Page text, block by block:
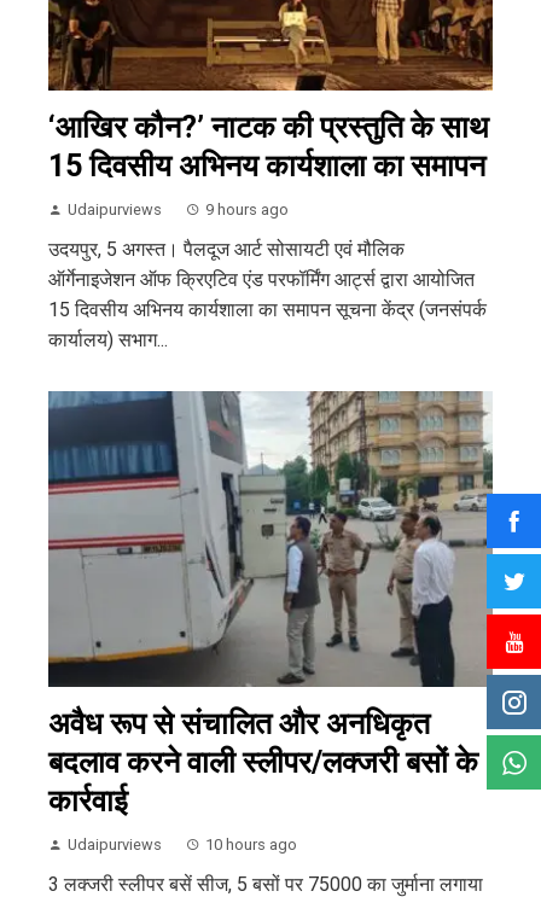
‘आखिर कौन?’ नाटक की प्रस्तुति के साथ
15 दिवसीय अभिनय कार्यशाला का समापन
Udaipurviews 9 hours ago
उदयपुर, 5 अगस्त। पैलदूज आर्ट सोसायटी एवं मौलिक
ऑर्गेनाइजेशन ऑफ क्रिएटिव एंड परफॉर्मिंग आर्ट्स द्वारा आयोजित
15 दिवसीय अभिनय कार्यशाला का समापन सूचना केंद्र (जनसंपर्क
कार्यालय) सभाग...
अवैध रूप से संचालित और अनधिकृत
बदलाव करने वाली स्लीपर/लक्जरी बसों के
कार्रवाई
Udaipurviews 10 hours ago
3 लक्जरी स्लीपर बसें सीज, 5 बसों पर 75000 का जुर्माना लगाया